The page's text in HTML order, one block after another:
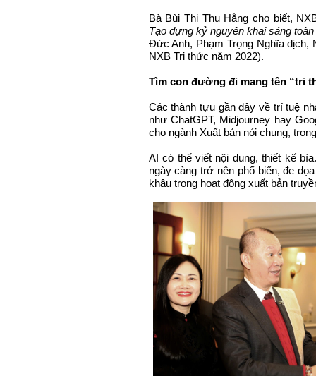
Bà Bùi Thị Thu Hằng cho biết,
Tạo dựng kỷ nguyên khai sáng
Đức Anh, Phạm Trọng Nghĩa dịch,
NXB Tri thức năm 2022).
Tìm con đường đi mang tên “tri
Các thành tựu gần đây về trí tuệ
như ChatGPT, Midjourney hay
cho ngành Xuất bản nói chung,
AI có thể viết nội dung, thiết kế
ngày càng trở nên phổ biến, đe
khâu trong hoạt động xuất bản